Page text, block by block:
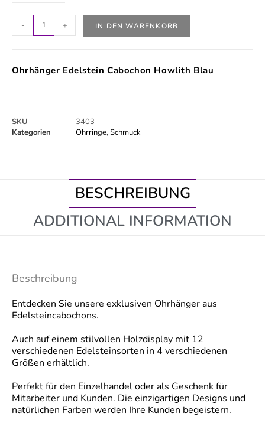
- + IN DEN WARENKORB
Ohrhänger Edelstein Cabochon Howlith Blau
SKU
3403
Kategorien
Ohrringe,Schmuck
BESCHREIBUNG
ADDITIONAL INFORMATION
Beschreibung
Entdecken Sie unsere exklusiven Ohrhänger aus
Edelsteincabochons.
Auch auf einem stilvollen Holzdisplay mit 12
verschiedenen Edelsteinsorten in 4 verschiedenen
Größen erhältlich.
Perfekt für den Einzelhandel oder als Geschenk für
Mitarbeiter und Kunden. Die einzigartigen Designs und
natürlichen Farben werden Ihre Kunden begeistern.